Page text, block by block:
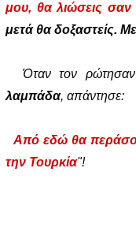
μου, θα λιώσεις
μετά θα δοξαστείς.
Όταν τον
λαμπάδα, απάντησε:
Από εδώ θα
την Τουρκία"!